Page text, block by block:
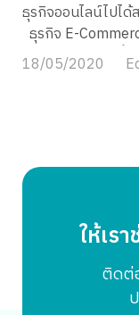
ธุรกิจออนไลน์ไปไ
ธุรกิจ E-
ในช่วงวิกฤตแบบนี้ เ
จริงที่จำลองโลกกา
อินเตอร์เน็ตถือเป็
ทั้งผู้ซื้อและผู้ขายออน
Website ของแบร
เหมาะสมที่สุดในก
ๆ กันค่ะ ตามสถิติ
ช่องทางแรก ๆ ที่ค
18/05/2020
ให้เร
ติดต่